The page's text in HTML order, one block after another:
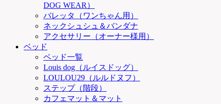
DOG WEAR）
バレッタ（ワンちゃん用）
ネックシュシュ＆バンダナ
アクセサリー（オーナー様用）
ベッド
ベッド一覧
Louis dog（ルイスドッグ）
LOULOU29（ルルドヌフ）
ステップ（階段）
カフェマット＆マット